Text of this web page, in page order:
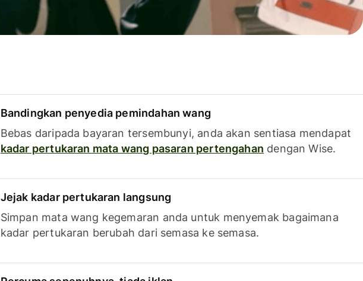
Bandingkan penyedia pemindahan wang
Bebas daripada bayaran tersembunyi, anda akan sentiasa mendapat
kadar pertukaran mata wang pasaran pertengahan dengan Wise.
Jejak kadar pertukaran langsung
Simpan mata wang kegemaran anda untuk menyemak bagaimana
kadar pertukaran berubah dari semasa ke semasa.